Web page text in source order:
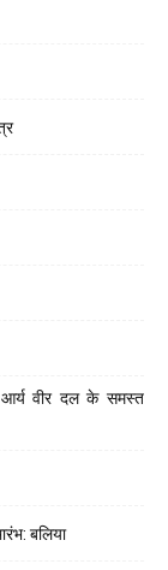
आर्य वीर दल के समस्त
बलिया